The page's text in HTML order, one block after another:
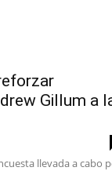
Gillum a
llevada a cabo